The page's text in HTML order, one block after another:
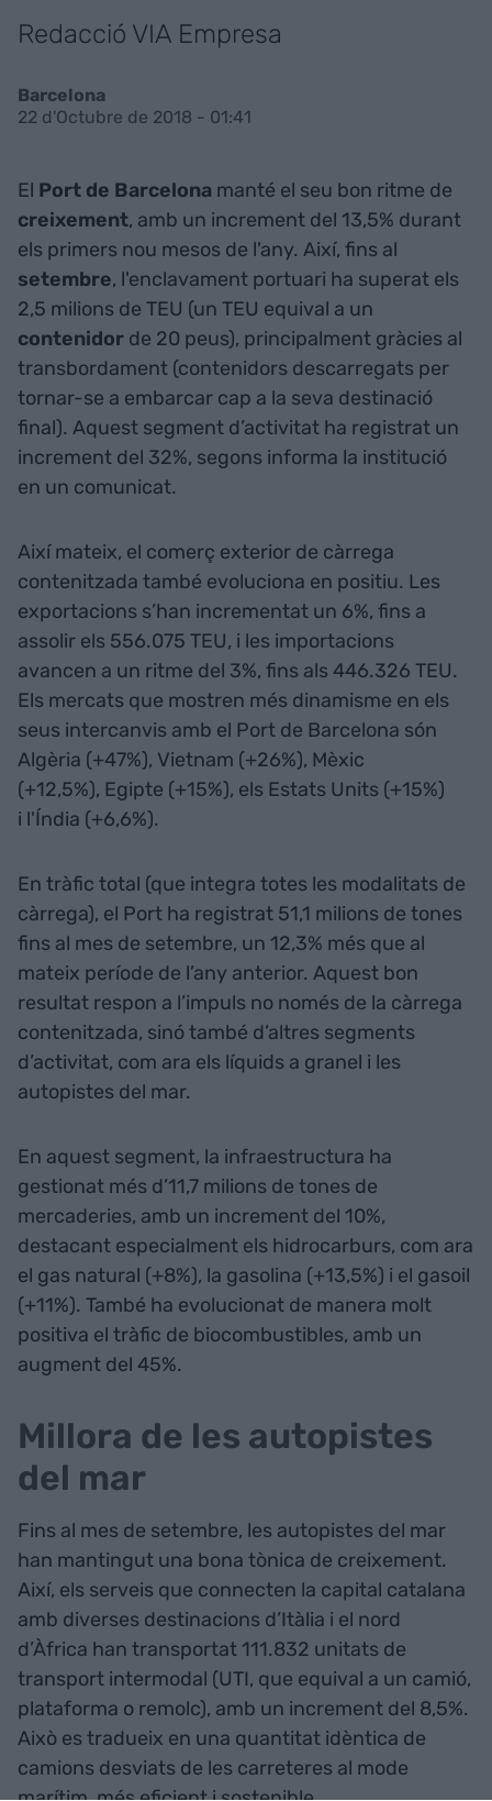
Redacció VIA Empresa
Barcelona
22 d'Octubre de 2018 - 01:41
El Port de Barcelona manté el seu bon ritme de
creixement, amb un increment del 13,5% durant
els primers nou mesos de l'any. Així, fins al
setembre, l'enclavament portuari ha superat els
2,5 milions de TEU (un TEU equival a un
contenidor de 20 peus), principalment gràcies al
transbordament (contenidors descarregats per
tornar-se a embarcar cap a la seva destinació
final). Aquest segment d’activitat ha registrat un
increment del 32%, segons informa la institució
en un comunicat.
Així mateix, el comerç exterior de càrrega
contenitzada també evoluciona en positiu. Les
exportacions s’han incrementat un 6%, fins a
assolir els 556.075 TEU, i les importacions
avancen a un ritme del 3%, fins als 446.326 TEU.
Els mercats que mostren més dinamisme en els
seus intercanvis amb el Port de Barcelona són
Algèria (+47%), Vietnam (+26%), Mèxic
(+12,5%), Egipte (+15%), els Estats Units (+15%)
i l'Índia (+6,6%).
En tràfic total (que integra totes les modalitats de
càrrega), el Port ha registrat 51,1 milions de tones
fins al mes de setembre, un 12,3% més que al
mateix període de l’any anterior. Aquest bon
resultat respon a l’impuls no només de la càrrega
contenitzada, sinó també d’altres segments
d’activitat, com ara els líquids a granel i les
autopistes del mar.
En aquest segment, la infraestructura ha
gestionat més d’11,7 milions de tones de
mercaderies, amb un increment del 10%,
destacant especialment els hidrocarburs, com ara
el gas natural (+8%), la gasolina (+13,5%) i el gasoil
(+11%). També ha evolucionat de manera molt
positiva el tràfic de biocombustibles, amb un
augment del 45%.
Millora de les autopistes
del mar
Fins al mes de setembre, les autopistes del mar
han mantingut una bona tònica de creixement.
Així, els serveis que connecten la capital catalana
amb diverses destinacions d’Itàlia i el nord
d’Àfrica han transportat 111.832 unitats de
transport intermodal (UTI, que equival a un camió,
plataforma o remolc), amb un increment del 8,5%.
Això es tradueix en una quantitat idèntica de
camions desviats de les carreteres al mode